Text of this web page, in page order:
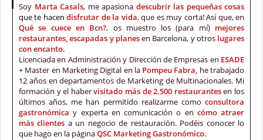
Soy Marta Casals, me apasiona descubrir las pequeñas cosas
que te hacen disfrutar de la vida,que es muy corta! Así que, en
Qué se cuece en Bcn?, os muestro los (para mí) mejores
restaurantes, escapadas y planesen Barcelona, y otros lugares
con encanto.
Licenciada en Administración y Dirección de Empresas en ESADE
+ Master en Marketing Digital en la Pompeu Fabra, he trabajado
12 años en departamentos de Marketing de Multinacionales. Mi
formación y el habervisitado más de 2.500 restaurantes en los
últimos años, me han permitido realizarme como consultora
gastronómicay experta en comunicación o en cómo atraer
más clientes a un negocio de restauración. Podéis conocer lo
que hago en la páginaQSC Marketing Gastronómico.